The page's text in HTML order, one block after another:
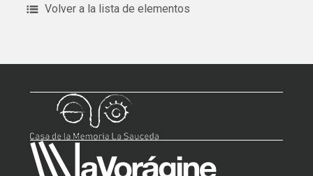
Volver a la lista de elementos